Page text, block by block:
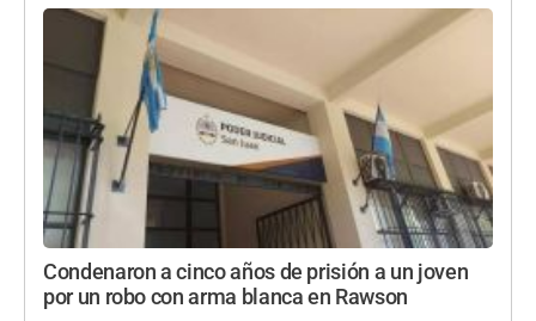
Condenaron a cinco años de prisión a un joven
por un robo con arma blanca en Rawson